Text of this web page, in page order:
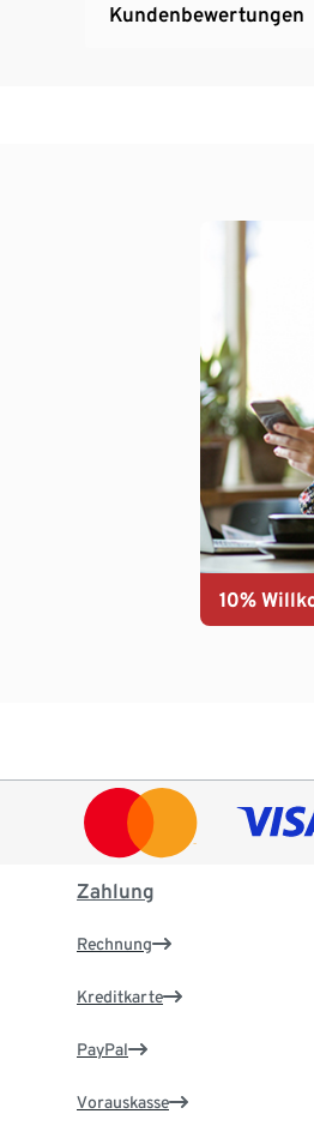
Kundenbewertungen
10%
Zahlung
Rechnung
Kreditkarte
PayPal
Vorauskasse